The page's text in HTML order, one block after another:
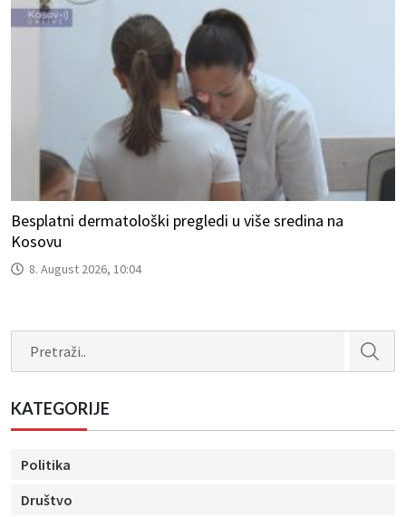
Besplatni dermatološki pregledi u više sredina na
Kosovu
8. August 2026, 10:04
KATEGORIJE
Politika
Društvo